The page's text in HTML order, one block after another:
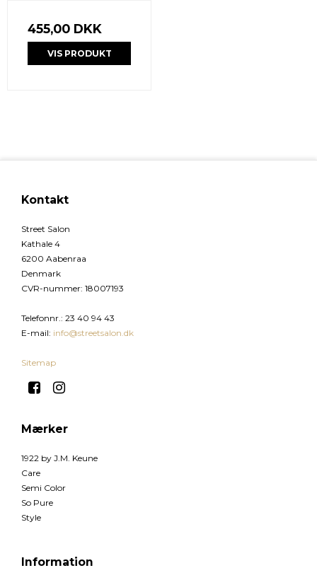
455,00 DKK
VIS PRODUKT
Kontakt
Street Salon
Kathale 4
6200 Aabenraa
Denmark
CVR-nummer: 18007193
Telefonnr. : 23 40 94 43
E-mail: info@streetsalon.dk
Sitemap
Mærker
1922 by J.M. Keune
Care
Semi Color
So Pure
Style
Information